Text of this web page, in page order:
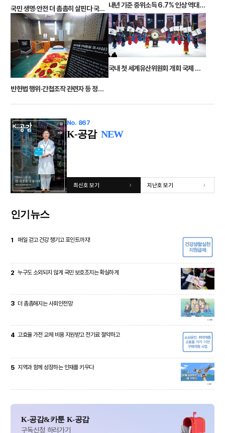
국민 생명·안전 더 촘촘히 살핀다 국민생명안전위원회 출범 내년 기준 중위소득 6.7% 인상 역대 최대… K자형 양극화 대응
반헌법 행위·간첩조작 관련자 등 정부포상 198점 취소
국내 첫 세계유산위원회 개회 국제 협력 강화 ‘부산 선언’ 채택
No. 867
K-공감 NEW
최신호 보기 지난호 보기
인기뉴스
1 매일 걷고 건강 챙기고 포인트까지!
2 누구도 소외되지 않게 국민 보호조치는 확실하게
3 더 촘촘해지는 사회안전망
4 고효율 가전 교체 비용 지원받고 전기료 절약하고
5 지역과 함께 성장하는 인재를 키우다
K-공감&카툰 K-공감
구독신청 하러가기